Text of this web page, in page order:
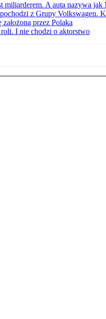
miliarderem. A auta nazywa
z Grupy Volkswagen.
przez Polaka
I nie chodzi o aktorstwo